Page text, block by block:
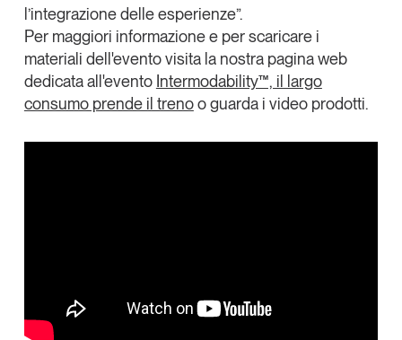
l’integrazione delle esperienze”.
Per maggiori informazione e per scaricare i
materiali dell'evento visita la nostra pagina web
dedicata all'evento Intermodability™, il largo
consumo prende il trenoo guarda i video prodotti.